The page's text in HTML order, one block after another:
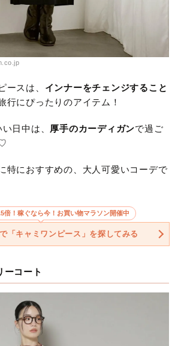
ースは、 インナーをチェンジすること
行にぴったりのアイテム！
日中は、 厚手のカーディガンで過ご
特におすすめの、大人可愛いコーデで
倍！稼ぐなら今！お買い物マラソン開催中
「キャミワンピース」を探してみる
ーコート